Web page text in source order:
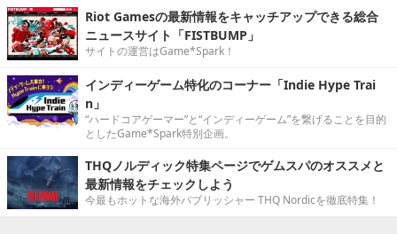
Riot Gamesの最新情報をキャッチアップできる総合
ニュースサイト「FISTBUMP」
サイトの運営はGame*Spark！
インディーゲーム特化のコーナー「Indie Hype Trai
n」
“ハードコアゲーマー”と“インディーゲーム”を繋げることを目的
としたGame*Spark特別企画。
THQノルディック特集ページでゲムスパのオススメと
最新情報をチェックしよう
今最もホットな海外パブリッシャー THQ Nordicを徹底特集！